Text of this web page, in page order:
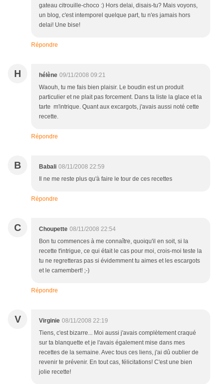
gateau citrouille-choco :) Hors delai, disais-tu? Mais voyons,
un blog, c'est intemporel quelque part, tu n'es jamais hors
delai! Une bise!
Répondre
H hélène 09/11/2008 09:21
Waouh, tu me fais bien plaisir. Le boudin est un produit
particulier et ne plait pas forcement. Dans ta liste la glace et la
tarte m'intrique. Quant aux excargots, j'avais aussi noté cette
recette.
Répondre
B Babali 08/11/2008 22:59
Il ne me reste plus qu'à faire le tour de ces recettes
Répondre
C Choupette 08/11/2008 22:54
Bon tu commences à me connaître, quoiqu'il en soit, si la
recette t'intrigue, ce qui était le cas pour moi, crois-moi teste la
tu ne regretteras pas si évidemment tu aimes et les escargots
et le camembert! ;-)
Répondre
V Virginie 08/11/2008 22:19
Tiens, c'est bizarre... Moi aussi j'avais complètement craqué
sur ta blanquette et je l'avais également mise dans mes
recettes de la semaine. Avec tous ces liens, j'ai dû oublier de
revenir te prévenir. En tout cas, félicitations! C'est une bien
jolie recette!